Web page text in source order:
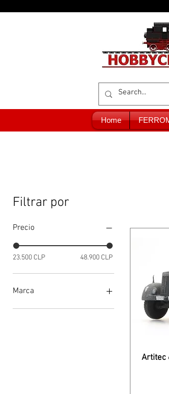
Home
Filtrar por
Precio
23.500 CLP 48.900 CLP
Marca
Artitec
Artitec